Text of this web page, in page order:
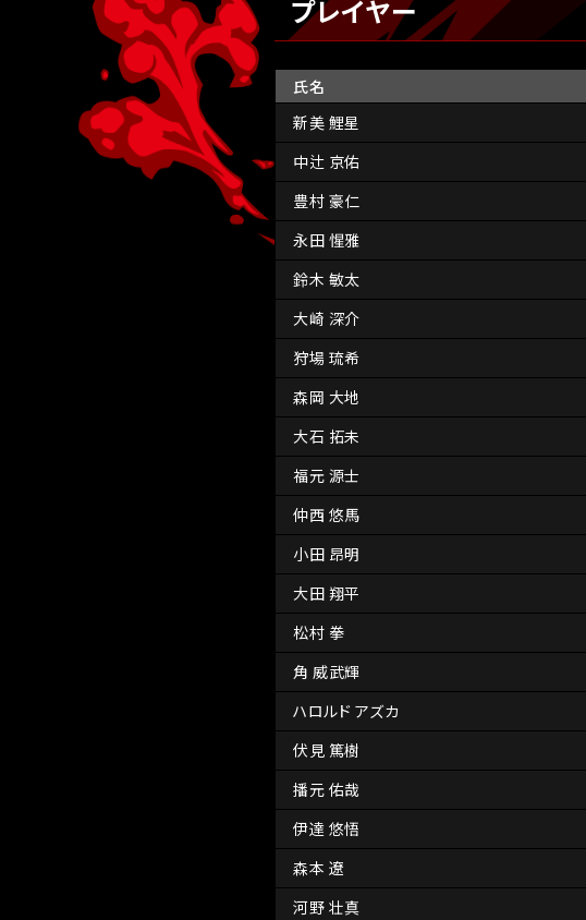
プレイヤー
氏名
新美 鯉星
中辻 京佑
豊村 豪仁
永田 惺雅
鈴木 敏太
大崎 深介
狩場 琉希
森岡 大地
大石 拓未
福元 源士
仲西 悠馬
小田 昂明
大田 翔平
松村 拳
角 威武輝
ハロルド アズカ
伏見 篤樹
播元 佑哉
伊達 悠悟
森本 遼
河野 壮真